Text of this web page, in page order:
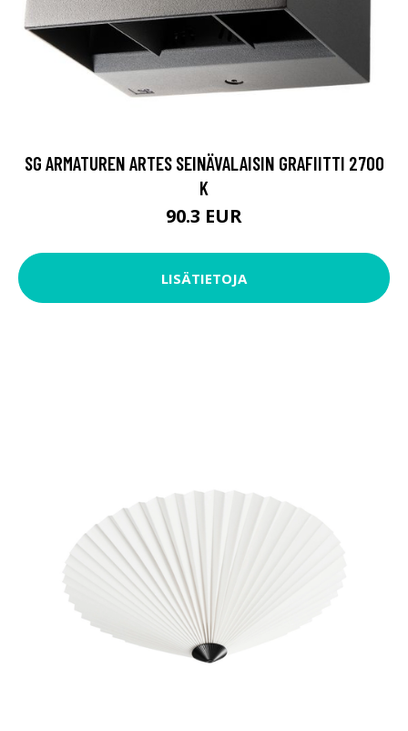
SG ARMATUREN ARTES SEINÄVALAISIN GRAFIITTI 2700
K
90.3 EUR
LISÄTIETOJA